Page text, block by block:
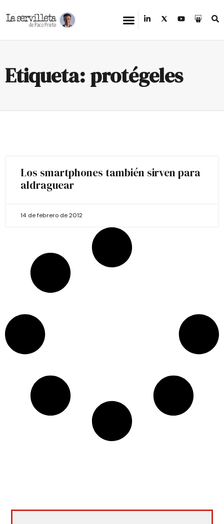
Etiqueta: protégeles
Los smartphones también sirven para
aldraguear
14 de febrero de 2012